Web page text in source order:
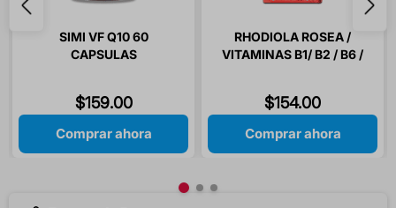
SIMI VF Q10 60
CAPSULAS
$159.00
Comprar ahora
RHODIOLA ROSEA /
VITAMINAS B1/ B2 / B6 /
$154.00
Comprar ahora